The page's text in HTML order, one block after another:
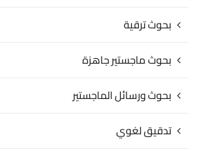
بحوث ترقية
بحوث ماجستير جاهزة
بحوث ورسائل الماجستير
تدقيق لغوي